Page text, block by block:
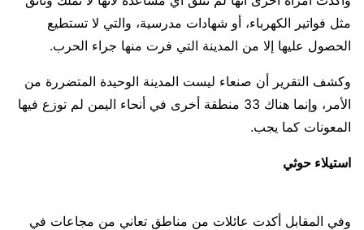
مثل فواتير الكهرباء، أو شهادات مدرسية، والتي لا تستطيع
الحصول عليها إلا من المدينة التي فرت منها جراء الحرب.
وكشف التقرير أن صنعاء ليست المدينة الوحيدة المتضررة من
الأمر، وإنما هناك 33 منطقة أخرى في أنحاء اليمن لم توزع فيها
المعونات كما يجب.
استيلاء حوثي
وفي المقابل أكدت عائلات من مناطق تعاني من مجاعات في